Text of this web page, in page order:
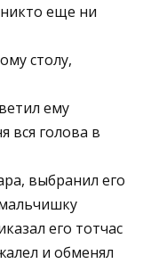
еще ни
столу,
ему
вся голова в
выбранил его
его тотчас
и обменял